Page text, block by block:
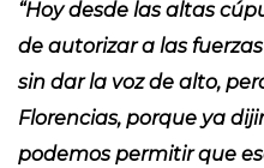
“Hoy desde las altas
de autorizar a las
sin dar la voz de alto,
Florencias, porque ya
podemos permitir que